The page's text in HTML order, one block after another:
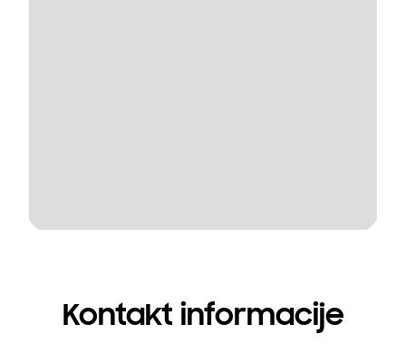
Kontakt informacije